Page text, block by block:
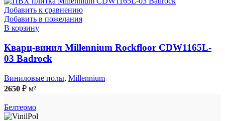
Добавить к сравнению
Добавить в пожелания
В корзину
Кварц-винил Millennium Rockfloor CDW1165L-
03 Badrock
Виниловые полы, Millennium
2650 ₽ м²
Белтермо